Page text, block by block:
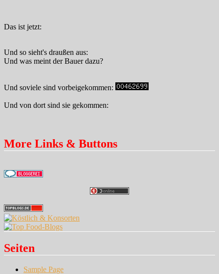
Das ist jetzt:
Und so sieht's draußen aus:
Und was meint der Bauer dazu?
Und soviele sind vorbeigekommen:
Und von dort sind sie gekommen:
More Links & Buttons
Seiten
Sample Page